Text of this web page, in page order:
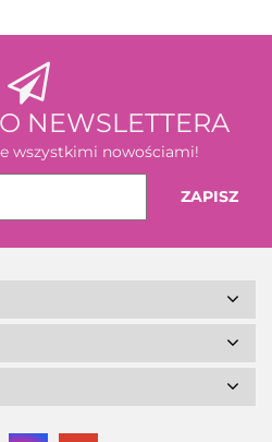
NEWSLETTERA
wszystkimi nowościami!